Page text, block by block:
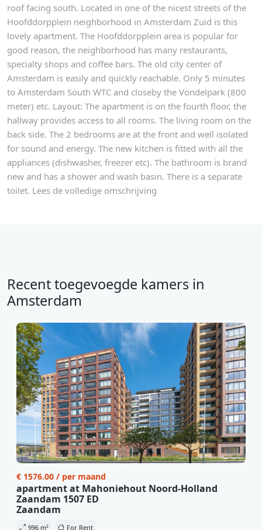
roof facing south. Located in one of the nicest streets of the
Hoofddorpplein neighborhood in Amsterdam Zuid is this
lovely apartment. The Hoofddorpplein area is popular for
good reason, the neighborhood has many restaurants,
specialty shops and coffee bars. The old city center of
Amsterdam is easily and quickly reachable. Only 5 minutes
to Amsterdam South WTC and closeby the Vondelpark (800
meter) etc. Layout: The apartment is on the fourth floor, the
hallway provides access to all rooms. The living room on the
back side. The 2 bedrooms are at the front and well isolated
for sound and energy. The new kitchen is fitted with all the
appliances (dishwasher, freezer etc). The bathroom is brand
new and has a shower and wash basin. There is a separate
toilet. Lees de volledige omschrijving
Recent toegevoegde kamers in
Amsterdam
€ 1576.00 / per maand
apartment at Mahoniehout Noord-Holland
Zaandam 1507 ED
Zaandam
996 m² For Rent